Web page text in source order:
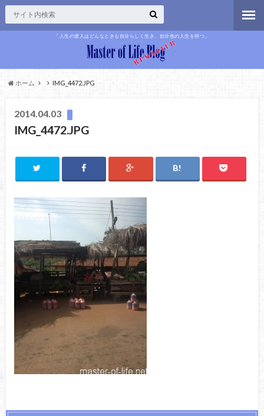
「人生の達人はどんなときも自分らしく生き、自分色の人生を持つ」
ホーム IMG_4472.JPG
2014.04.03
IMG_4472.JPG